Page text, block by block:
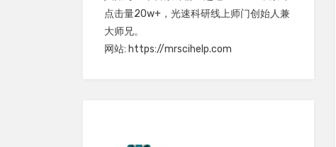
点击量20w+，光速科研线上师门创始人兼
大师兄。
网站: https://mrscihelp.com